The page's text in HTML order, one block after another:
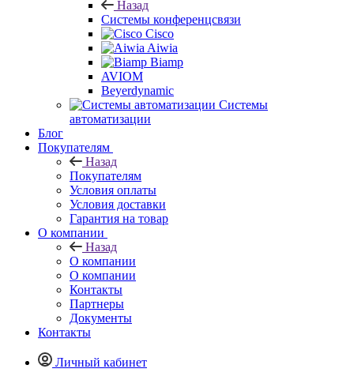
Назад
Системы конференцсвязи
Cisco
Aiwia
Biamp
AVIOM
Beyerdynamic
Системы
автоматизации
Блог
Покупателям
Назад
Покупателям
Условия оплаты
Условия доставки
Гарантия на товар
О компании
Назад
О компании
О компании
Контакты
Партнеры
Документы
Контакты
Личный кабинет